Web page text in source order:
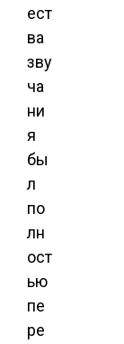
ест
ва
зву
ча
ни
я
бы
л
по
лн
ост
ью
пе
ре